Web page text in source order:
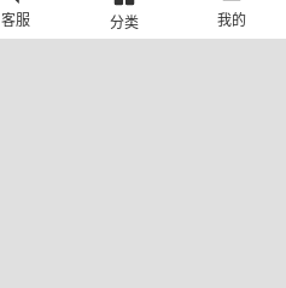
客服 分类 我的